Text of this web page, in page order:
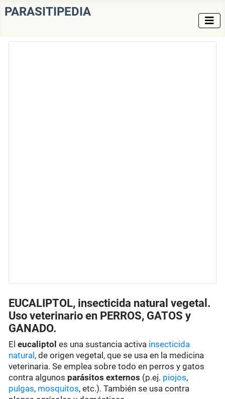
PARASITIPEDIA
EUCALIPTOL, insecticida natural vegetal.
Uso veterinario en PERROS, GATOS y
GANADO.
Eleucaliptoles una sustancia activa insecticida
natural , de origen vegetal, que se usa en la medicina
veterinaria. Se emplea sobre todo en perros y gatos
contra algunos parásitos externos (p.ej. piojos,
pulgas, mosquitos, etc.). También se usa contra